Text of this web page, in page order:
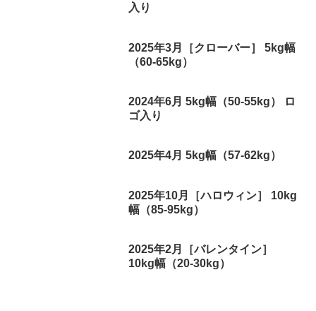
入り
2025年3月［クローバー］ 5kg幅
（60-65kg）
2024年6月 5kg幅（50-55kg） ロ
ゴ入り
2025年4月 5kg幅（57-62kg）
2025年10月［ハロウィン］ 10kg
幅（85-95kg）
2025年2月［バレンタイン］
10kg幅（20-30kg）